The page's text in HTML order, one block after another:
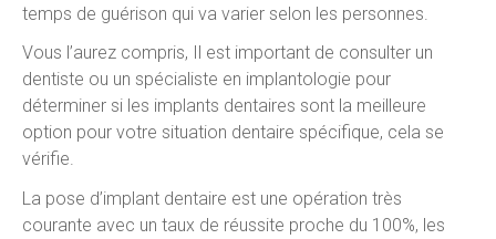
temps de guérison qui va varier selon les personnes.
Vous l’aurez compris, Il est important de consulter un
dentiste ou un spécialiste en implantologie pour
déterminer si les implants dentaires sont la meilleure
option pour votre situation dentaire spécifique, cela se
vérifie.
La pose d’implant dentaire est une opération très
courante avec un taux de réussite proche du 100%, les